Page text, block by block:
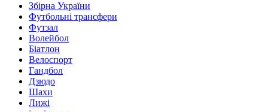
Збірна України
Футбольні трансфери
Футзал
Волейбол
Біатлон
Велоспорт
Гандбол
Дзюдо
Шахи
Лижі